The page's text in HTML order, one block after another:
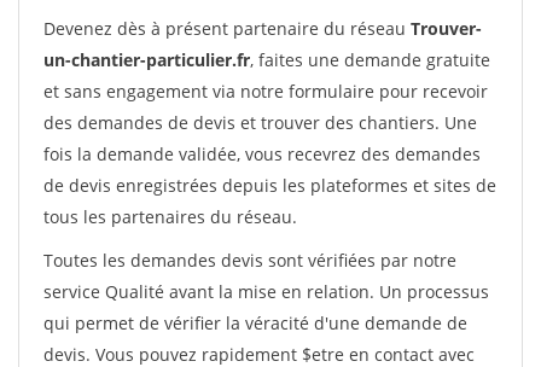
Devenez dès à présent partenaire du réseau Trouver-
un-chantier-particulier.fr, faites une demande gratuite
et sans engagement via notre formulaire pour recevoir
des demandes de devis et trouver des chantiers. Une
fois la demande validée, vous recevrez des demandes
de devis enregistrées depuis les plateformes et sites de
tous les partenaires du réseau.
Toutes les demandes devis sont vérifiées par notre
service Qualité avant la mise en relation. Un processus
qui permet de vérifier la véracité d'une demande de
devis. Vous pouvez rapidement $etre en contact avec